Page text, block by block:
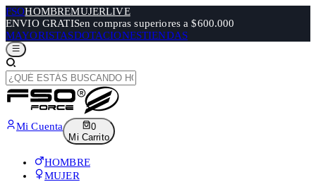
FSOHOMBREMUJERLIVE
ENVIO GRATISen compras superiores a $600.000
MAYORISTASDOTACIONESTIENDAS
Mi Cuenta
0
Mi Carrito
HOMBRE
MUJER